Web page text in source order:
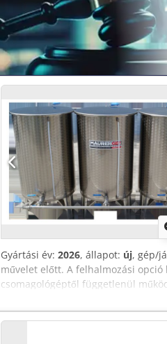
Gyártási év: 2026, állapot: új, gép/
művelet előtt. A felhalmozási
csomagológéptől függetlenül
AISI 304 rozsdamentes acél -
teljes magasság: 1095 mm h1 -